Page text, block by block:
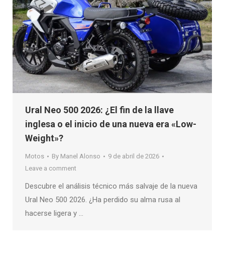
Ural Neo 500 2026: ¿El fin de la llave
inglesa o el inicio de una nueva era «Low-
Weight»?
Motos By Manel Alonso
9 de abril de 2026
Leave a comment
Descubre el análisis técnico más salvaje de la nueva
Ural Neo 500 2026. ¿Ha perdido su alma rusa al
hacerse ligera y …